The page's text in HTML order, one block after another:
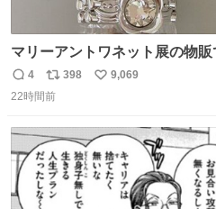
マリーアントワネット展の物
流行りのめじるしアクセサリー
り、同じく物販で購入したシュ
返
信
4
リ
ポ
ト
数
398
い
数
9,069
22時間前